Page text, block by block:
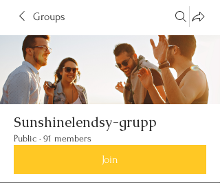
Groups
Sunshinelendsy-grupp
Public · 91 members
Join